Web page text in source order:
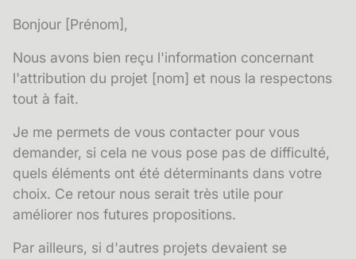
Bonjour [Prénom],
Nous avons bien reçu l'information concernant
l'attribution du projet [nom] et nous la respectons
tout à fait.
Je me permets de vous contacter pour vous
demander, si cela ne vous pose pas de difficulté,
quels éléments ont été déterminants dans votre
choix. Ce retour nous serait très utile pour
améliorer nos futures propositions.
Par ailleurs, si d'autres projets devaient se